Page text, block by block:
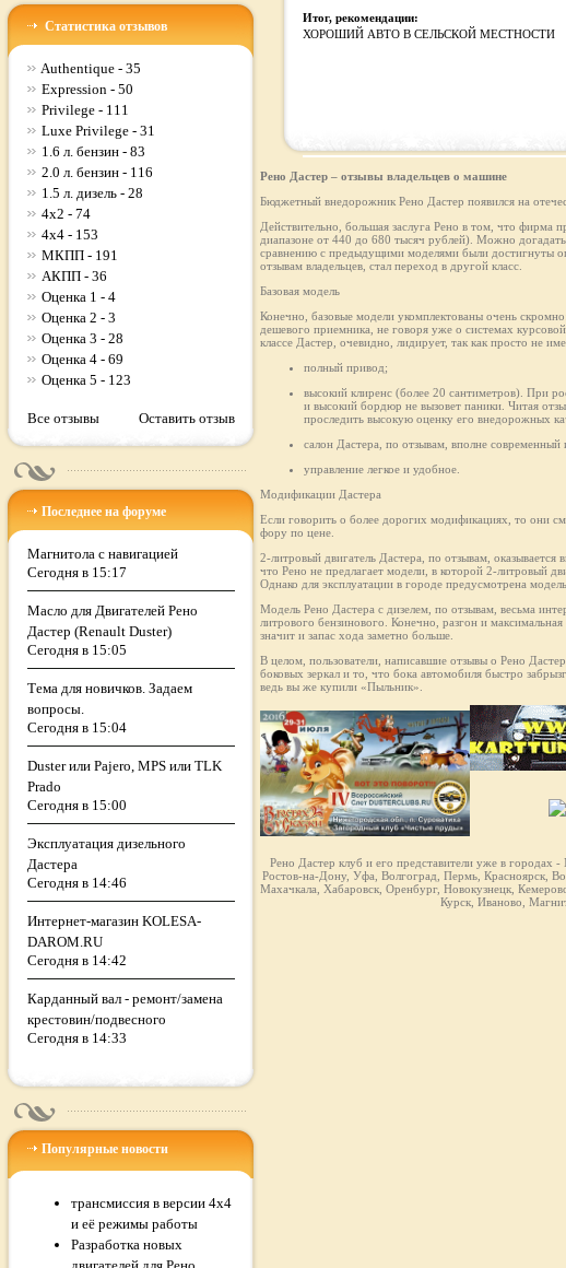
Статистика отзывов
Authentique - 35
Expression - 50
Privilege - 111
Luxe Privilege - 31
1.6 л. бензин - 83
2.0 л. бензин - 116
1.5 л. дизель - 28
4x2 - 74
4x4 - 153
МКПП - 191
АКПП - 36
Оценка 1 - 4
Оценка 2 - 3
Оценка 3 - 28
Оценка 4 - 69
Оценка 5 - 123
Все отзывы Оставить отзыв
Последнее на форуме
Магнитола с навигацией
Сегодня в 15:17
Масло для Двигателей Рено
Дастер (Renault Duster)
Сегодня в 15:05
Тема для новичков. Задаем
вопросы.
Сегодня в 15:04
Duster или Pajero, MPS или TLK
Prado
Сегодня в 15:00
Эксплуатация дизельного
Дастера
Сегодня в 14:46
Интернет-магазин KOLESA-
DAROM.RU
Сегодня в 14:42
Карданный вал - ремонт/замена
крестовин/подвесного
Сегодня в 14:33
Популярные новости
трансмиссия в версии 4x4
и её режимы работы
Разработка новых
Итог, рекомендации:
ХОРОШИЙ АВТО В СЕЛЬСКОЙ МЕСТНОСТИ
Рено Дастер – отзывы владельцев о машине
Бюджетный внедорожник Рено Дастер появился на
Действительно, большая заслуга Рено в том, что фирма
диапазоне от 440 до 680 тысяч рублей). Можно
сравнению с предыдущими моделями были достигнуты
отзывам владельцев, стал переход в другой класс.
Базовая модель
Конечно, базовые модели укомплектованы очень
дешевого приемника, не говоря уже о системах
классе Дастер, очевидно, лидирует, так как просто не
полный привод;
высокий клиренс (более 20 сантиметров). При
и высокий бордюр не вызовет паники. Читая
проследить высокую оценку его внедорожных
салон Дастера, по отзывам, вполне
управление легкое и удобное.
Модификации Дастера
Если говорить о более дорогих модификациях, то они
фору по цене.
2-литровый двигатель Дастера, по отзывам,
что Рено не предлагает модели, в которой 2-литровый
Однако для эксплуатации в городе предусмотрена
Модель Рено Дастера с дизелем, по отзывам, весьма
литрового бензинового. Конечно, разгон и
значит и запас хода заметно больше.
В целом, пользователи, написавшие отзывы о Рено
боковых зеркал и то, что бока автомобиля быстро
ведь вы же купили «Пыльник».
Рено Дастер клуб и его представители уже в
Ростов-на-Дону, Уфа, Волгоград, Пермь, Красноярск,
Махачкала, Хабаровск, Оренбург, Новокузнецк,
Курск, Иваново,